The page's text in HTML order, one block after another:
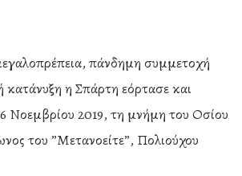
πάνδημη συμμετοχή
κατάνυξη η Σπάρτη εόρτασε και
Νοεμβρίου 2019, τη μνήμη του Οσίου
του ”Μετανοείτε”, Πολιούχου